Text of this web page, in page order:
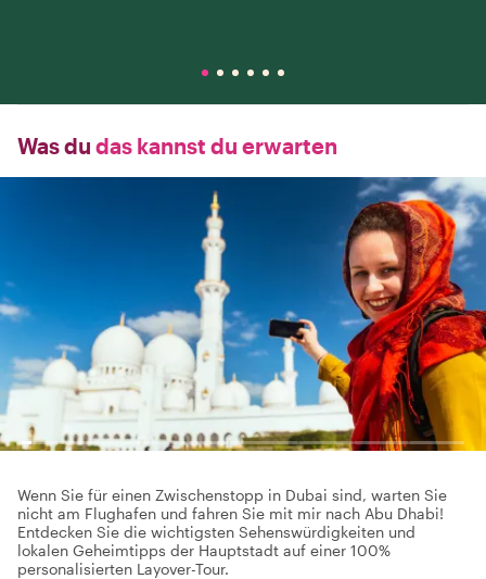
Was du das kannst du erwarten
Wenn Sie für einen Zwischenstopp in Dubai sind, warten Sie
nicht am Flughafen und fahren Sie mit mir nach Abu Dhabi!
Entdecken Sie die wichtigsten Sehenswürdigkeiten und
lokalen Geheimtipps der Hauptstadt auf einer 100%
personalisierten Layover-Tour.